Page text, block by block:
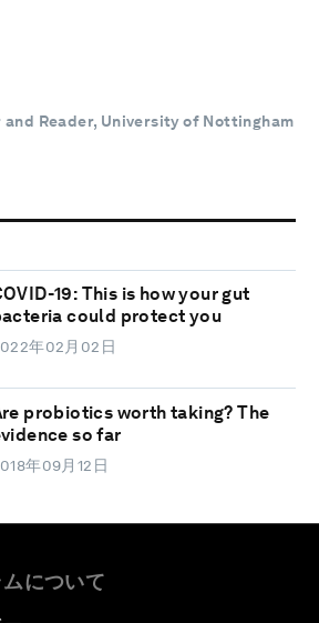
Reader, University of Nottingham
19: This is how your gut
could protect you
年02月02日
probiotics worth taking? The
so far
年09月12日
について